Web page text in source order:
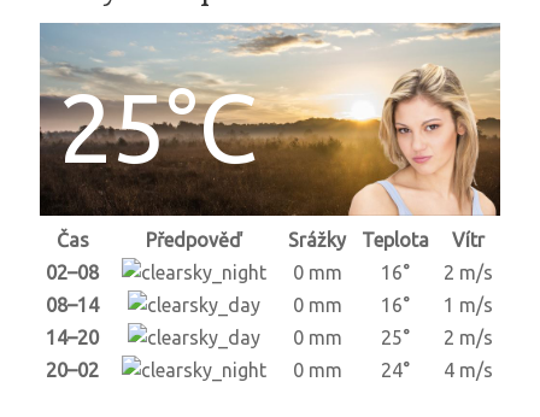
25°C
Čas Předpověď Srážky Teplota
Vítr
02–08
0 mm 16°
2 m/s
08–14
0 mm 16°
1 m/s
14–20
0 mm 25°
2 m/s
20–02
0 mm 24° 4 m/s